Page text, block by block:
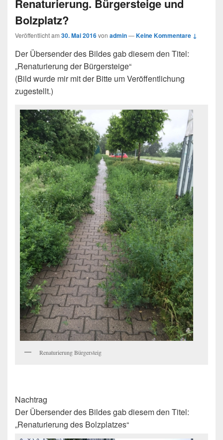
Renaturierung. Bürgersteige und
Bolzplatz?
Veröffentlicht am 30. Mai 2016von admin—Keine Kommentare ↓
Der Übersender des Bildes gab diesem den Titel:
„Renaturierung der Bürgersteige“
(Bild wurde mir mit der Bitte um Veröffentlichung
zugestellt.)
Renaturierung Bürgersteig
Nachtrag
Der Übersender des Bildes gab diesem den Titel:
„Renaturierung des Bolzplatzes“